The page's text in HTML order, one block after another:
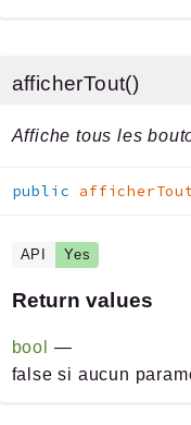
afficherTout()
Affiche tous les
public
API Yes
Return values
bool
—
false si aucun